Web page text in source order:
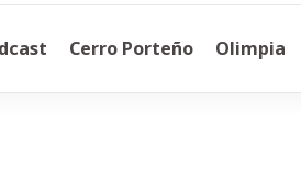
Cerro Porteño Olimpia